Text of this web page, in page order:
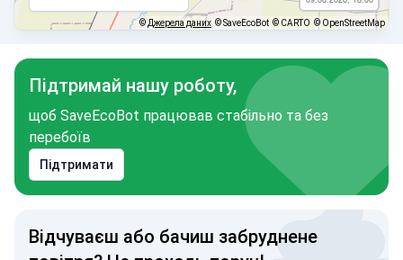
©Джерела даних © SaveEcoBot © CARTO © OpenStreetMap
Підтримай нашу роботу,
щоб SaveEcoBot працював стабільно та без
перебоїв
Підтримати
Відчуваєш або бачиш забруднене